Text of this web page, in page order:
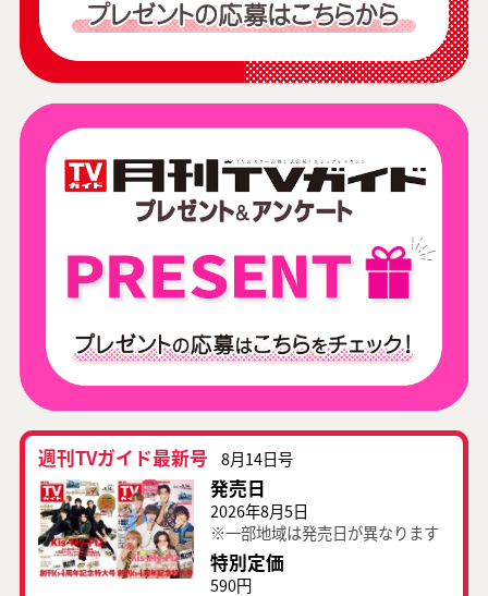
週刊TVガイド最新号 8月14日号
発売日
2026年8月5日
※一部地域は発売日が異なります
特別定価
590円